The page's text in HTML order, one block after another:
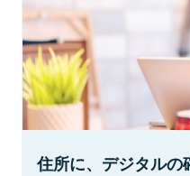
住所に、デジタルの